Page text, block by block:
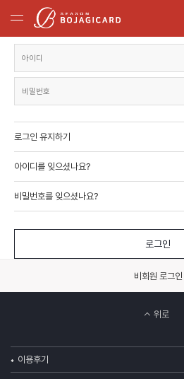
로그인 유지하기
아이디를 잊으셨나요?
비밀번호를 잊으셨나요?
로그인
비회원 로그인
위로
이용후기